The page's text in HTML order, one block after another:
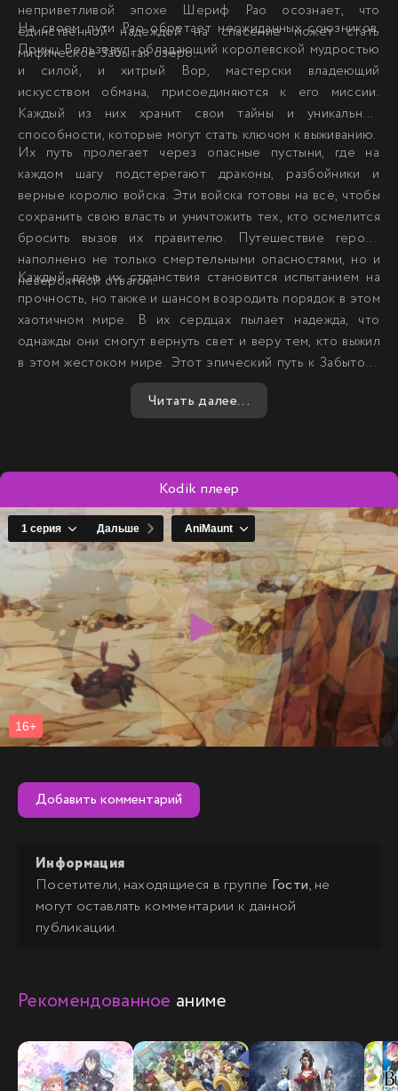
неприветливой эпохе Шериф Рао осознает, что
единственной надеждой на спасение может стать
мифическое Забытая озеро.
На своем пути Рао обретает неожиданных союзников.
Принц Вельзевул, обладающий королевской мудростью
и силой, и хитрый Вор, мастерски владеющий
искусством обмана, присоединяются к его миссии.
Каждый из них хранит свои тайны и уникальные
способности, которые могут стать ключом к выживанию.
Их путь пролегает через опасные пустыни, где на
каждом шагу подстерегают драконы, разбойники и
верные королю войска. Эти войска готовы на всё, чтобы
сохранить свою власть и уничтожить тех, кто осмелится
бросить вызов их правителю. Путешествие героев
наполнено не только смертельными опасностями, но и
невероятной отвагой.
Каждый день их странствия становится испытанием на
прочность, но также и шансом возродить порядок в этом
хаотичном мире. В их сердцах пылает надежда, что
однажды они смогут вернуть свет и веру тем, кто выжил
в этом жестоком мире. Этот эпический путь к Забытому
озеру может стать началом новой эры, где человечество
снова обретет надежду и будущее.
Читать далее...
Kodik плеер
Добавить комментарий
Информация
Посетители, находящиеся в группе Гости, не
могут оставлять комментарии к данной
публикации.
Рекомендованное аниме